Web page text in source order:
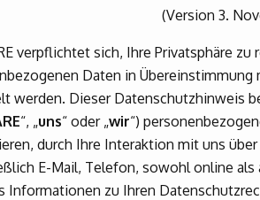
(Version 3.
verpflichtet sich, Ihre Privatsphäre
Daten in
werden. Dieser Datenschutzhinweis
“, „uns“ oder „wir“)
durch Ihre Interaktion mit uns
E-Mail, Telefon, sowohl online
Informationen zu Ihren